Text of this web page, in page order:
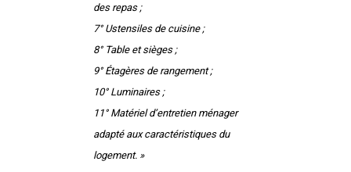
des repas ;
7° Ustensiles de cuisine ;
8° Table et sièges ;
9° Étagères de rangement ;
10° Luminaires ;
11° Matériel d’entretien ménager
adapté aux caractéristiques du
logement. »